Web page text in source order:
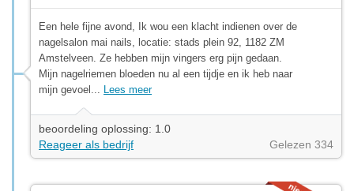
Een hele fijne avond, Ik wou een klacht indienen over de
nagelsalon mai nails, locatie: stads plein 92, 1182 ZM
Amstelveen. Ze hebben mijn vingers erg pijn gedaan.
Mijn nagelriemen bloeden nu al een tijdje en ik heb naar
mijn gevoel... Lees meer
beoordeling oplossing: 1.0
Reageer als bedrijf
Gelezen 334